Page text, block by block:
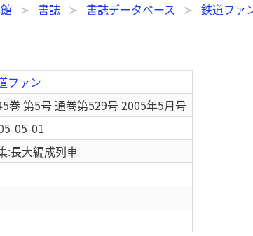
書誌 書誌データベース 鉄道ファ
ファン
巻 第5号 通巻第529号 2005年5月号
05-01
:長大編成列車